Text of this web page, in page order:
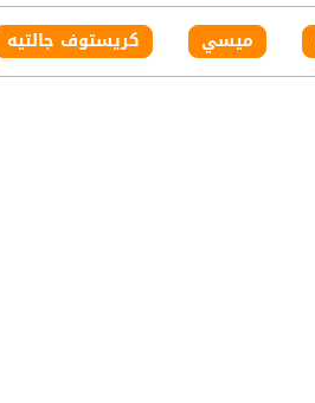
ميسي كريستوف جالتيه